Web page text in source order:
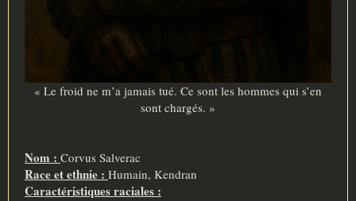
« Le froid ne m’a jamais tué. Ce sont les hommes qui s’en
sont chargés. »
Nom : Corvus Salverac
Race et ethnie : Humain, Kendran
Caractéristiques raciales :